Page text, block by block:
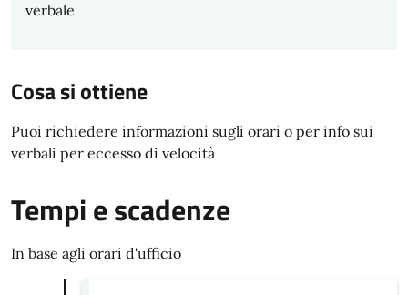
verbale
Cosa si ottiene
Puoi richiedere informazioni sugli orari o per info sui
verbali per eccesso di velocità
Tempi e scadenze
In base agli orari d'ufficio